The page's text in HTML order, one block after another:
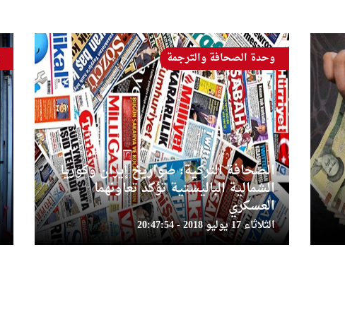
الصحافة التركية: صواريخ إيران وكوريا
الشمالية الباليستية تؤكد تعاونهما
العسكري
الثلاثاء 17 يوليو 2018 - 20:47:54
وحدة الصحافة والترجمة